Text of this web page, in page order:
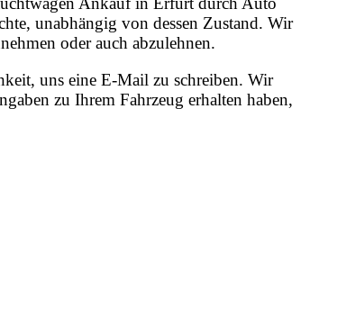
unabhängig von dessen Zustand. Wir
oder auch abzulehnen.
uns eine E-Mail zu schreiben. Wir
zu Ihrem Fahrzeug erhalten haben,